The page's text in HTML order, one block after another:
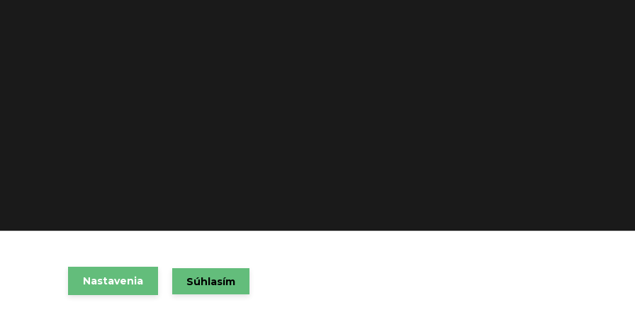
VAREX SLOVAKIA s.r.o. 2021
Vytvorené na
Eshop-rychlo.sk
Nastavenia Súhlasím